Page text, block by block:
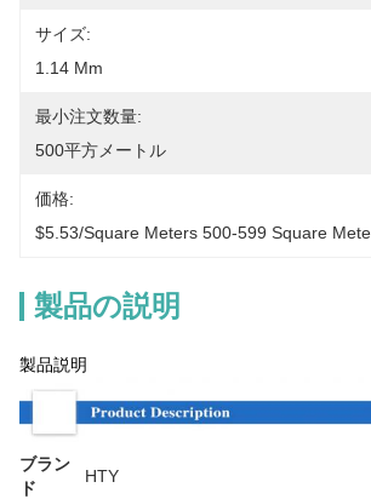
サイズ:
1.14 Mm
最小注文数量:
500平方メートル
価格:
$5.53/square Meters 500-599 Square
製品の説明
製品説明
ブラン
ド
HTY